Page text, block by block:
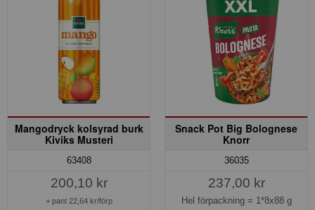
Mangodryck kolsyrad burk
Kiviks Musteri
63408
200,10 kr
+ pant 22,64 kr/förp
Snack Pot Big Bolognese
Knorr
36035
237,00 kr
Hel förpackning = 1*8x88 g